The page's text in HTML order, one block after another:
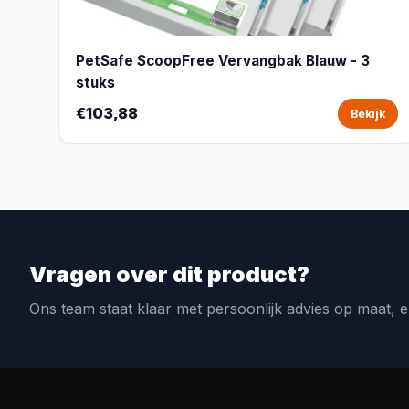
PetSafe ScoopFree Vervangbak Blauw - 3
stuks
€103,88 Bekijk
Vragen over dit product?
Ons team staat klaar met persoonlijk advies op maat,